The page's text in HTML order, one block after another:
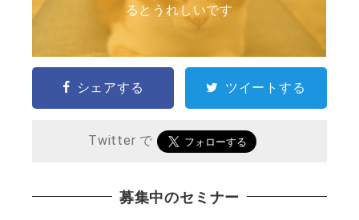
るとうれしいです
シェアする ツイートする
Twitter で
募集中のセミナー